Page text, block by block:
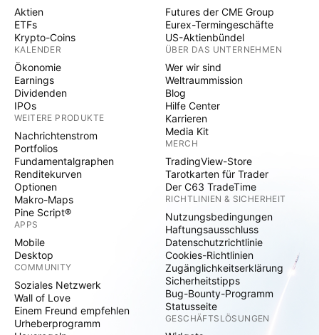
Aktien
ETFs
Krypto-Coins
KALENDER
Ökonomie
Earnings
Dividenden
IPOs
WEITERE PRODUKTE
Nachrichtenstrom
Portfolios
Fundamentalgraphen
Renditekurven
Optionen
Makro-Maps
Pine Script®
APPS
Mobile
Desktop
COMMUNITY
Soziales Netzwerk
Wall of Love
Einem Freund empfehlen
Urheberprogramm
Futures der CME Group
Eurex-Termingeschäfte
US-Aktienbündel
ÜBER DAS UNTERNEHMEN
Wer wir sind
Weltraummission
Blog
Hilfe Center
Karrieren
Media Kit
MERCH
TradingView-Store
Tarotkarten für Trader
Der C63 TradeTime
RICHTLINIEN & SICHERHEIT
Nutzungsbedingungen
Haftungsausschluss
Datenschutzrichtlinie
Cookies-Richtlinien
Zugänglichkeitserklärung
Sicherheitstipps
Bug-Bounty-Programm
Statusseite
GESCHÄFTSLÖSUNGEN